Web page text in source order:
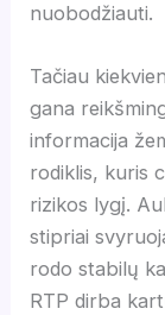
nuobodžiauti.
Tačiau
gana
informacija
rodiklis, kuris
rizikos lygį.
stipriai
rodo stabilų
RTP dirba